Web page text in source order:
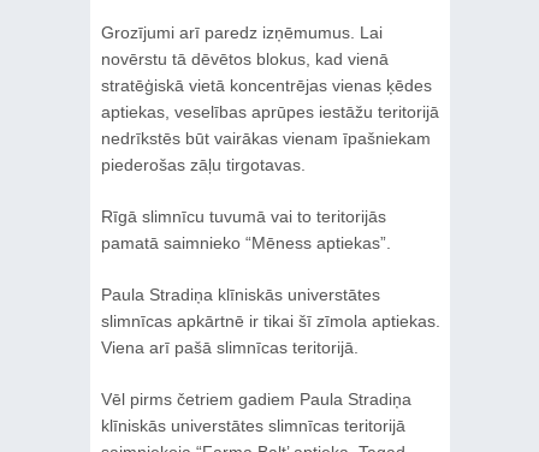
Grozījumi arī paredz izņēmumus. Lai
novērstu tā dēvētos blokus, kad vienā
stratēģiskā vietā koncentrējas vienas ķēdes
aptiekas, veselības aprūpes iestāžu teritorijā
nedrīkstēs būt vairākas vienam īpašniekam
piederošas zāļu tirgotavas.
Rīgā slimnīcu tuvumā vai to teritorijās
pamatā saimnieko “Mēness aptiekas”.
Paula Stradiņa klīniskās universtātes
slimnīcas apkārtnē ir tikai šī zīmola aptiekas.
Viena arī pašā slimnīcas teritorijā.
Vēl pirms četriem gadiem Paula Stradiņa
klīniskās universtātes slimnīcas teritorijā